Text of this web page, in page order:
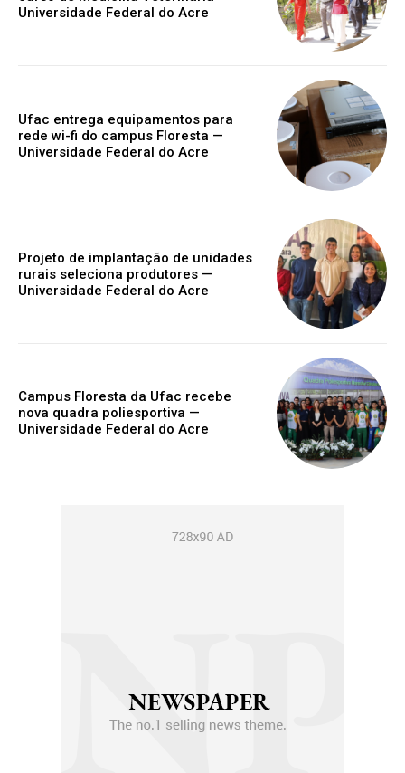
Universidade Federal do Acre
Ufac entrega equipamentos para
rede wi-fi do campus Floresta —
Universidade Federal do Acre
Projeto de implantação de unidades
rurais seleciona produtores —
Universidade Federal do Acre
Campus Floresta da Ufac recebe
nova quadra poliesportiva —
Universidade Federal do Acre